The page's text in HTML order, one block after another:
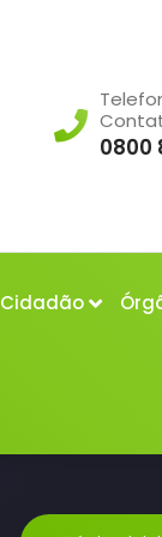
0800
Cidadão